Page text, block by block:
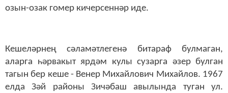
озын-озак гомер кичерсеннәр иде.
Кешеләрнең сәламәтлегенә битараф булмаган,
аларга һәрвакыт ярдәм кулы сузарга әзер булган
тагын бер кеше - Венер Михайлович Михайлов. 1967
елда Зәй районы Зичәбаш авылында туган ул.